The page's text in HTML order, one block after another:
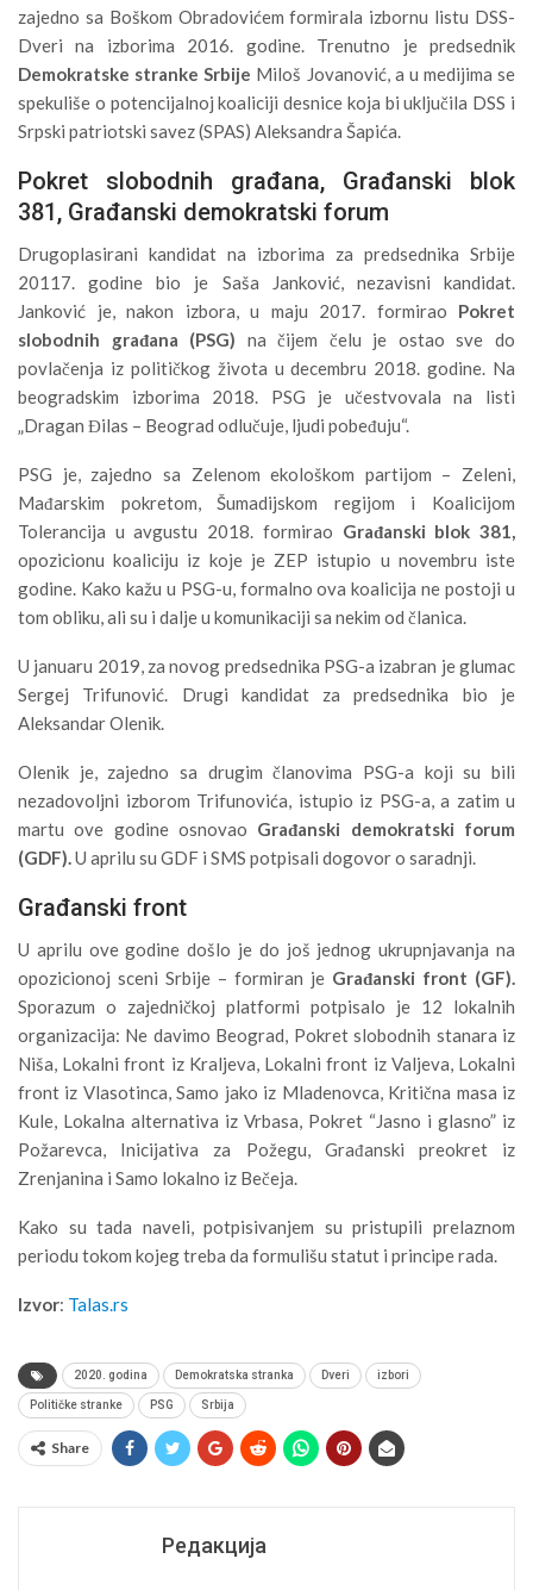
zajedno sa Boškom Obradovićem formirala izbornu listu DSS-
Dveri na izborima 2016. godine. Trenutno je predsednik
Demokratske stranke Srbije Miloš Jovanović, a u medijima se
spekuliše o potencijalnoj koaliciji desnice koja bi uključila DSS i
Srpski patriotski savez (SPAS) Aleksandra Šapića.
Pokret slobodnih građana, Građanski blok
381, Građanski demokratski forum
Drugoplasirani kandidat na izborima za predsednika Srbije
20117. godine bio je Saša Janković, nezavisni kandidat.
Janković je, nakon izbora, u maju 2017. formirao Pokret
slobodnih građana (PSG) na čijem čelu je ostao sve do
povlačenja iz političkog života u decembru 2018. godine. Na
beogradskim izborima 2018. PSG je učestvovala na listi
„Dragan Đilas – Beograd odlučuje, ljudi pobeđuju“.
PSG je, zajedno sa Zelenom ekološkom partijom – Zeleni,
Mađarskim pokretom, Šumadijskom regijom i Koalicijom
Tolerancija u avgustu 2018. formirao Građanski blok 381,
opozicionu koaliciju iz koje je ZEP istupio u novembru iste
godine. Kako kažu u PSG-u, formalno ova koalicija ne postoji u
tom obliku, ali su i dalje u komunikaciji sa nekim od članica.
U januaru 2019, za novog predsednika PSG-a izabran je glumac
Sergej Trifunović. Drugi kandidat za predsednika bio je
Aleksandar Olenik.
Olenik je, zajedno sa drugim članovima PSG-a koji su bili
nezadovoljni izborom Trifunovića, istupio iz PSG-a, a zatim u
martu ove godine osnovao Građanski demokratski forum
(GDF).U aprilu su GDF i SMS potpisali dogovor o saradnji.
Građanski front
U aprilu ove godine došlo je do još jednog ukrupnjavanja na
opozicionoj sceni Srbije – formiran je Građanski front (GF).
Sporazum o zajedničkoj platformi potpisalo je 12 lokalnih
organizacija: Ne davimo Beograd, Pokret slobodnih stanara iz
Niša, Lokalni front iz Kraljeva, Lokalni front iz Valjeva, Lokalni
front iz Vlasotinca, Samo jako iz Mladenovca, Kritična masa iz
Kule, Lokalna alternativa iz Vrbasa, Pokret “Jasno i glasno” iz
Požarevca, Inicijativa za Požegu, Građanski preokret iz
Zrenjanina i Samo lokalno iz Bečeja.
Kako su tada naveli, potpisivanjem su pristupili prelaznom
periodu tokom kojeg treba da formulišu statut i principe rada.
Izvor: Talas.rs
2020. godina Demokratska stranka Dveri izbori
Političke stranke PSG Srbija
Share
Редакција